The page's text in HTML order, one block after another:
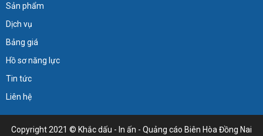
Sản phẩm
Dịch vụ
Bảng giá
Hồ sơ năng lực
Tin tức
Liên hệ
Copyright 2021 © Khắc dấu - In ấn - Quảng cáo Biên Hòa Đồng Nai